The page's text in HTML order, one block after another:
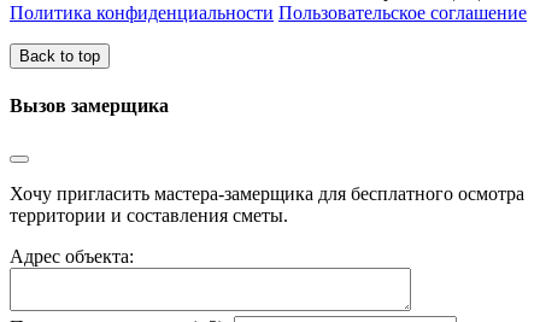
Политика конфиденциальности Пользовательское соглашение
Back to top
Вызов замерщика
Хочу пригласить мастера-замерщика для бесплатного осмотра
территории и составления сметы.
Адрес объекта: